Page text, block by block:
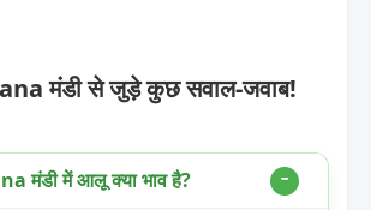
मंडी से जुड़े कुछ सवाल-जवाब!
मंडी में आलू क्या भाव है?